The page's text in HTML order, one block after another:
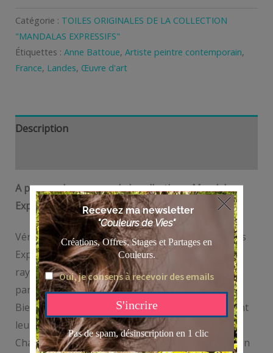
Catégorie : TOILES ORIGINALES DE LA COLLECTION
"MANDALAS EXPRESSIFS"
Étiquettes : Anne Battoue, Artiste peintre contemporain,
France, Landes, Œuvre d'art
Description
A propos des œuvres de la collection « Mandalas
Expressifs »:
Véritables tableaux « énergétiques », les Mandalas
Expressifs de l’Artiste Peintre Anne Battoue
rayonnent et dégagent une énergie bien
particulière!
Bien plus qu’une « toile déco », ces toiles apportent
leurs histoires et leur énergie dans votre espace.
Chaque création est unique et saura vous parler en